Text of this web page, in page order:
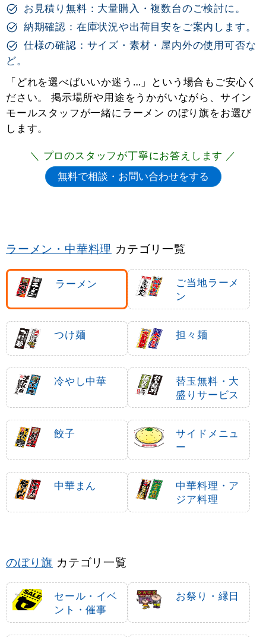
お見積り無料：大量購入・複数台のご検討に。
納期確認：在庫状況や出荷目安をご案内します。
仕様の確認：サイズ・素材・屋内外の使用可否な
ど。
「どれを選べばいいか迷う…」という場合もご安心く
ださい。 掲示場所や用途をうかがいながら、サイン
モールスタッフが一緒にラーメン のぼり旗をお選び
します。
＼ プロのスタッフが丁寧にお答えします ／
ラーメン・中華料理 カテゴリ一覧
ラーメン
ご当地ラーメ
ン
つけ麺 担々麺
冷やし中華
替玉無料・大
盛りサービス
餃子
サイドメニュ
ー
中華まん
中華料理・ア
ジア料理
のぼり旗 カテゴリ一覧
セール・イベ
ント・催事
お祭り・縁日